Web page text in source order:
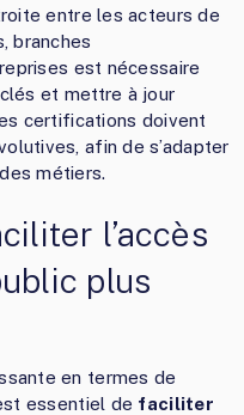
entre les acteurs de
branches
est nécessaire
et mettre à jour
certifications doivent
afin de s’adapter
métiers.
l’accès
plus
en termes de
essentiel de faciliter